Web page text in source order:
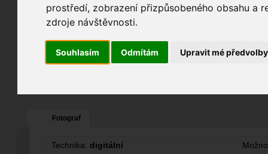
prostředí, zobrazení přizpůsobeného obsahu a
zdroje návštěvnosti.
Souhlasím Odmítám Upravit mé předvolby
Brno, Ivančice,...
Jazyk: cs
Poslední přihlášení: dnes
Registrace:21. 10. 2019
17
Fotograf
Technika: digitální